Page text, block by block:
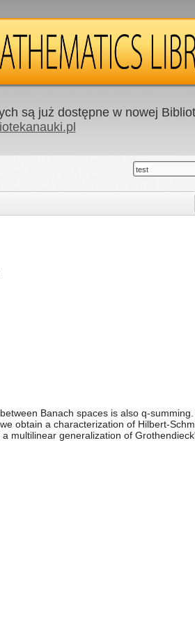
są już dostępne w nowej
test
Banach spaces is also q-
obtain a characterization of Hilbert-
multilinear generalization of